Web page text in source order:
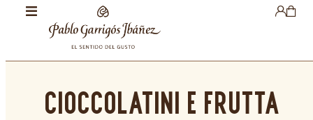
CIOCCOLATINI E FRUTTA